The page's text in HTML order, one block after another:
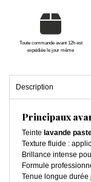
Toute commande avant 12h est
expédiée le jour même
Description
Principaux
Teinte lavande
Texture fluide :
Brillance intense
Formule
Tenue longue durée